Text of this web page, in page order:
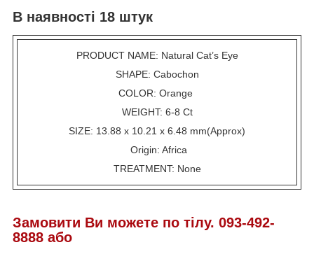
В наявності 18 штук
PRODUCT NAME: Natural Cat’s Eye
SHAPE: Cabochon
COLOR: Orange
WEIGHT: 6-8 Ct
SIZE: 13.88 x 10.21 x 6.48 mm(Approx)
Origin: Africa
TREATMENT: None
Замовити Ви можете по тілу. 093-492-
8888 або